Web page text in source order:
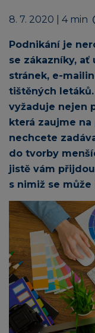
8. 7. 2020 | 4 min
Podnikání je
se zákazníky,
stránek, e-
tištěných
vyžaduje nejen
která zaujme
nechcete
do tvorby
jistě vám
s nimiž se